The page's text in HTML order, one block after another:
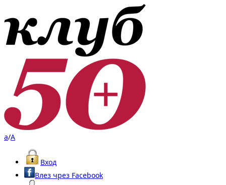
a/A
Вход
Влез чрез Facebook